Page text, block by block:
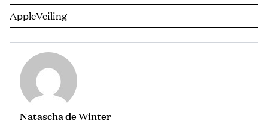
AppleVeiling
Natascha de Winter